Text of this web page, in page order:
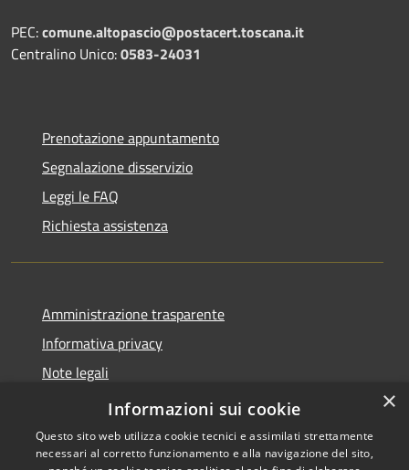
PEC:comune.altopascio@postacert.toscana.it
Centralino Unico:0583-24031
Prenotazione appuntamento
Segnalazione disservizio
Leggi le FAQ
Richiesta assistenza
Amministrazione trasparente
Informativa privacy
Note legali
Dichiarazione di accessibilità
×
Informazioni sui cookie
Questo sito web utilizza cookie tecnici e assimilati strettamente
necessari al corretto funzionamento e alla navigazione del sito,